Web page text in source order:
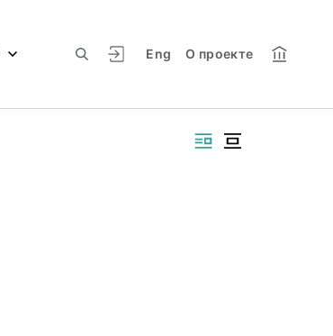
Eng О проекте